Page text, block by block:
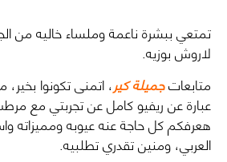
تمتعي ببشرة ناعمة وملساء خاليه
لاروش بوزيه.
متابعاتجميلة كير، اتمنى تكونوا
عبارة عن ريفيو كامل عن تجربتي مع
هعرفكم كل حاجة عنه عيوبه ومميزاته
العربي، ومنين تقدري تطلبيه.